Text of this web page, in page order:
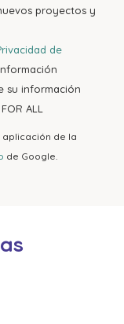
proyectos y
de
su información
ALL
aplicación de la
de Google.